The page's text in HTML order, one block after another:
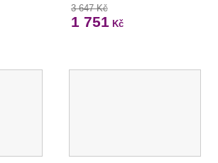
3 647 Kč
1 751 Kč